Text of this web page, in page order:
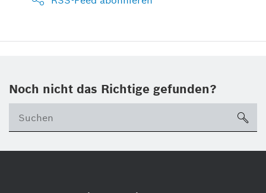
Noch nicht das Richtige gefunden?